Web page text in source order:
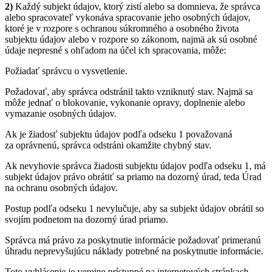
2) Každý subjekt údajov, ktorý zistí alebo sa domnieva, že správca
alebo spracovateľ vykonáva spracovanie jeho osobných údajov,
ktoré je v rozpore s ochranou súkromného a osobného života
subjektu údajov alebo v rozpore so zákonom, najmä ak sú osobné
údaje nepresné s ohľadom na účel ich spracovania, môže:
Požiadať správcu o vysvetlenie.
Požadovať, aby správca odstránil takto vzniknutý stav. Najmä sa
môže jednať o blokovanie, vykonanie opravy, doplnenie alebo
vymazanie osobných údajov.
Ak je žiadosť subjektu údajov podľa odseku 1 považovaná
za oprávnenú, správca odstráni okamžite chybný stav.
Ak nevyhovie správca žiadosti subjektu údajov podľa odseku 1, má
subjekt údajov právo obrátiť sa priamo na dozorný úrad, teda Úrad
na ochranu osobných údajov.
Postup podľa odseku 1 nevylučuje, aby sa subjekt údajov obrátil so
svojím podnetom na dozorný úrad priamo.
Správca má právo za poskytnutie informácie požadovať primeranú
úhradu neprevyšujúcu náklady potrebné na poskytnutie informácie.